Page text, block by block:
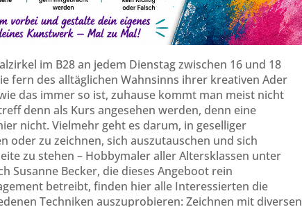
im B28 an jedem Dienstag zwischen 16 und 18
fern des alltäglichen Wahnsinns ihrer kreativen Ader
das immer so ist, zuhause kommt man meist nicht
denn als Kurs angesehen werden, denn eine
nicht. Vielmehr geht es darum, in geselliger
oder zu zeichnen, sich auszutauschen und sich
zu stehen – Hobbymaler aller Altersklassen unter
Susanne Becker, die dieses Angeboot rein
betreibt, finden hier alle Interessierten die
Techniken auszuprobieren: Zeichnen mit diversen